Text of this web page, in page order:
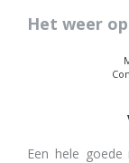
Het weer
Een hele